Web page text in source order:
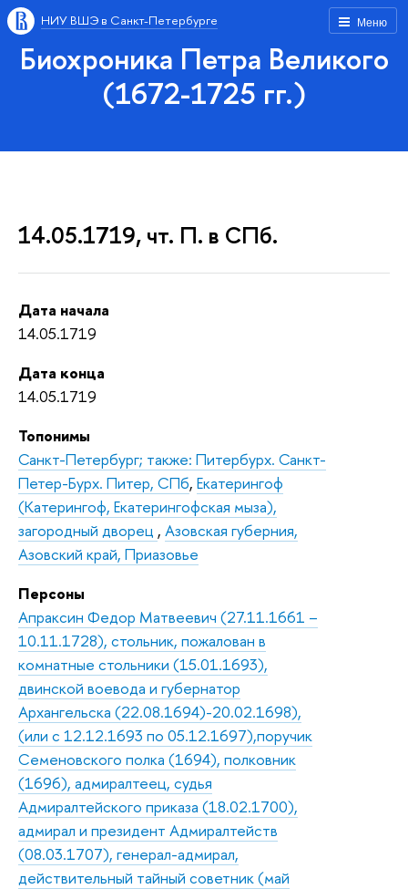
Меню
НИУ ВШЭ в Санкт-Петербурге
Биохроника Петра Великого
(1672-1725 гг.)
14.05.1719, чт. П. в СПб.
Дата начала
14.05.1719
Дата конца
14.05.1719
Топонимы
Санкт-Петербург; также: Питербурх. Санкт-
Петер-Бурх. Питер, СПб, Екатерингоф
(Катерингоф, Екатерингофская мыза),
загородный дворец , Азовская губерния,
Азовский край, Приазовье
Персоны
Апраксин Федор Матвеевич (27.11.1661 –
10.11.1728), стольник, пожалован в
комнатные стольники (15.01.1693),
двинской воевода и губернатор
Архангельска (22.08.1694)-20.02.1698),
(или с 12.12.1693 по 05.12.1697),поручик
Семеновского полка (1694), полковник
(1696), адмиралтеец, судья
Адмиралтейского приказа (18.02.1700),
адмирал и президент Адмиралтейств
(08.03.1707), генерал-адмирал,
действительный тайный советник (май